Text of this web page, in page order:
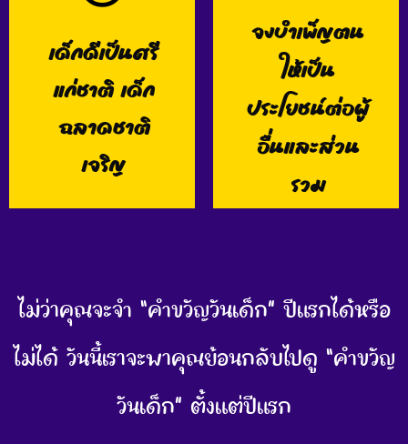
เด็กดีเป็นศรี
แก่ชาติ เด็ก
ฉลาดชาติ
เจริญ
ผิดจ้า
จงบำเพ็ญตน
ให้เป็น
ประโยชน์ต่อผู้
อื่นและส่วน
รวม
ถูกต้อง
ไม่ว่าคุณจะจำ “คำขวัญวันเด็ก” ปีแรกได้หรือ
ไม่ได้ วันนี้เราจะพาคุณย้อนกลับไปดู “คำขวัญ
วันเด็ก” ตั้งแต่ปีแรก